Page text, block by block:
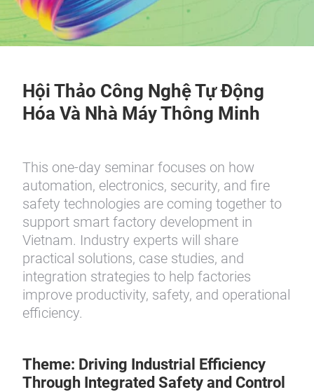
Hội Thảo Công Nghệ Tự Động
Hóa Và Nhà Máy Thông Minh
This one-day seminar focuses on how
automation, electronics, security, and fire
safety technologies are coming together to
support smart factory development in
Vietnam. Industry experts will share
practical solutions, case studies, and
integration strategies to help factories
improve productivity, safety, and operational
efficiency.
Theme: Driving Industrial Efficiency
Through Integrated Safety and Control